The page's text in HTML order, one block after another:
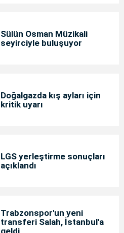
Sülün Osman Müzikali
seyirciyle buluşuyor
Doğalgazda kış ayları için
kritik uyarı
LGS yerleştirme sonuçları
açıklandı
Trabzonspor'un yeni
transferi Salah, İstanbul'a
geldi